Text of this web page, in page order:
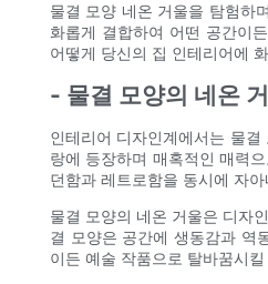
물결 모양 네온 거울을 탐험하
화롭게 결합하여 어떤 공간이
어떻게 당신의 집 인테리어에
- 물결 모양의 네온
인테리어 디자인계에서는 물
랑에 등장하며 매혹적인 매력
던함과 레트로함을 동시에 자
물결 모양의 네온 거울은 디자
결 모양은 공간에 생동감과 역
이든 예술 작품으로 탈바꿈시